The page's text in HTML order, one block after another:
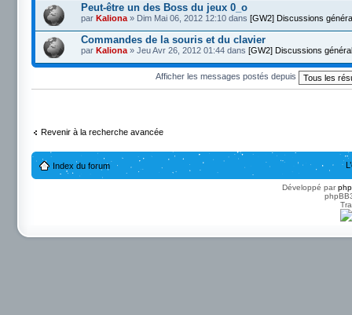
Peut-être un des Boss du jeux 0_o
par Kaliona » Dim Mai 06, 2012 12:10 dans [GW2] Discussions
Commandes de la souris et du clavier
par Kaliona » Jeu Avr 26, 2012 01:44 dans [GW2] Discussions
Afficher les messages postés depuis
Revenir à la recherche avancée
Index du forum
Développé par